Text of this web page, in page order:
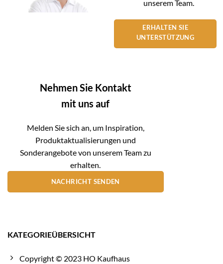
unserem Team.
ERHALTEN SIE
UNTERSTÜTZUNG
Nehmen Sie Kontakt
mit uns auf
Melden Sie sich an, um Inspiration,
Produktaktualisierungen und
Sonderangebote von unserem Team zu
erhalten.
NACHRICHT SENDEN
KATEGORIEÜBERSICHT
Copyright © 2023 HO Kaufhaus